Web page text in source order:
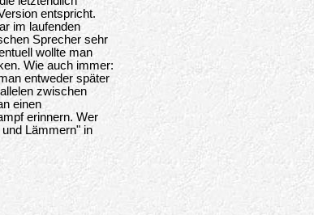
entspricht.
im laufenden
Sprecher sehr
wollte man
Wie auch immer:
entweder später
zwischen
einen
erinnern. Wer
Lämmern" in